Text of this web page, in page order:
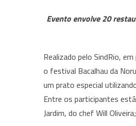
Evento envolve 20
Realizado pelo SindRio,
o festival Bacalhau da
um prato especial
Entre os participantes
Jardim, do chef Will